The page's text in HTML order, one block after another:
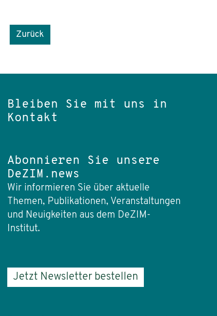
Zurück
Bleiben Sie mit uns in
Kontakt
Abonnieren Sie unsere
DeZIM.news
Wir informieren Sie über aktuelle
Themen, Publikationen, Veranstaltungen
und Neuigkeiten aus dem DeZIM-
Institut.
Jetzt Newsletter bestellen